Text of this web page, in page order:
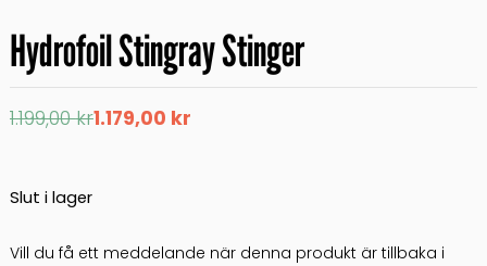
Hydrofoil Stingray Stinger
1.199,00kr
Det
ursprungliga
1.199,00 kr.
1.179,00 kr
Det
nuvarande
1.179,00 kr.
Slut i lager
Vill du få ett meddelande när denna produkt är tillbaka i